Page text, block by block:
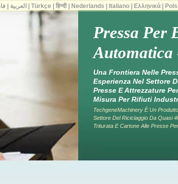
Pressa Per
Automatica
Una Frontiera Nelle
Esperienza Nel Settore
Presse E Attrezzature
Misura Per Rifiuti
TechgeneMachinery È Un
Settore Del Riciclaggio Da Quasi
Triturata E Cartone Alle Presse
العربية |Türkçe |हिन्दी| Nederlands Italiano Ελληνικά